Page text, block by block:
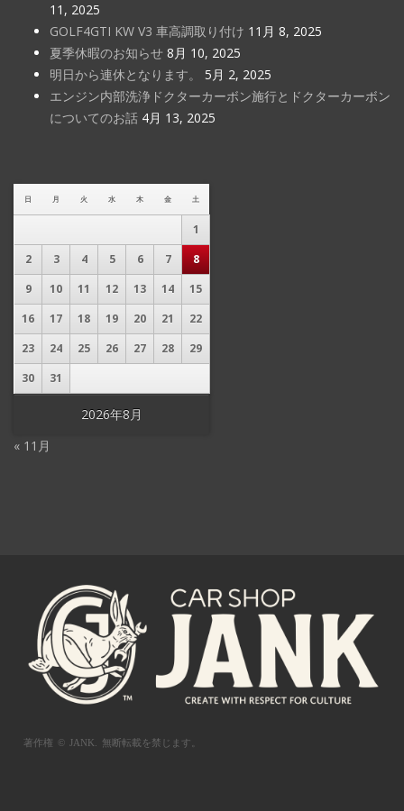
11, 2025
GOLF4GTI KW V3 車高調取り付け 11月 8, 2025
夏季休暇のお知らせ 8月 10, 2025
明日から連休となります。
5月 2, 2025
エンジン内部洗浄ドクターカーボン施行とドクターカーボン
についてのお話 4月 13, 2025
2026年8月
日 月 火 水 木 金 土
1
2
3 4 5 6 7
8
9
10 11 12 13 14
15
16
17 18 19 20 21
22
23
24 25 26 27 28
29
30
31
« 11月
著作権 © JANK. 無断転載を禁じます。